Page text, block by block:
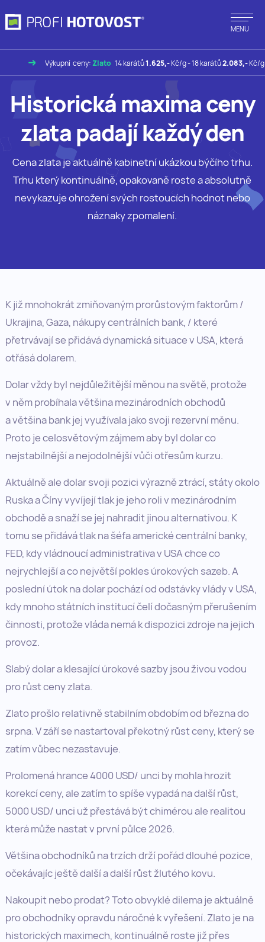
MENU
Výkupní ceny:Zlato 14 karátů1.625,-Kč/g - 18 karátů2.083,-Kč/g
Historická maxima ceny
zlata padají každý den
Cena zlata je aktuálně kabinetní ukázkou býčího trhu.
Trhu který kontinuálně, opakovaně roste a absolutně
nevykazuje ohrožení svých rostoucích hodnot nebo
náznaky zpomalení.
K již mnohokrát zmiňovaným prorůstovým faktorům /
Ukrajina, Gaza, nákupy centrálních bank, / které
přetrvávají se přidává dynamická situace v USA, která
otřásá dolarem.
Dolar vždy byl nejdůležitější měnou na světě, protože
v něm probíhala většina mezinárodních obchodů
a většina bank jej využívala jako svoji rezervní měnu.
Proto je celosvětovým zájmem aby byl dolar co
nejstabilnější a nejodolnější vůči otřesům kurzu.
Aktuálně ale dolar svoji pozici výrazně ztrácí, státy okolo
Ruska a Číny vyvíjejí tlak je jeho roli v mezinárodním
obchodě a snaží se jej nahradit jinou alternativou. K
tomu se přidává tlak na šéfa americké centrální banky,
FED, kdy vládnoucí administrativa v USA chce co
nejrychlejší a co největší pokles úrokových sazeb. A
poslední útok na dolar pochází od odstávky vlády v USA,
kdy mnoho státních institucí čelí dočasným přerušením
činnosti, protože vláda nemá k dispozici zdroje na jejich
provoz.
Slabý dolar a klesající úrokové sazby jsou živou vodou
pro růst ceny zlata.
Zlato prošlo relativně stabilním obdobím od března do
srpna. V září se nastartoval překotný růst ceny, který se
zatím vůbec nezastavuje.
Prolomená hrance 4000 USD/ unci by mohla hrozit
korekcí ceny, ale zatím to spíše vypadá na další růst,
5000 USD/ unci už přestává být chimérou ale realitou
která může nastat v první půlce 2026.
Většina obchodníků na trzích drží pořád dlouhé pozice,
očekávajíc ještě další a další růst žlutého kovu.
Nakoupit nebo prodat? Toto obvyklé dilema je aktuálně
pro obchodníky opravdu náročné k vyřešení. Zlato je na
historických maximech, kontinuálně roste již přes